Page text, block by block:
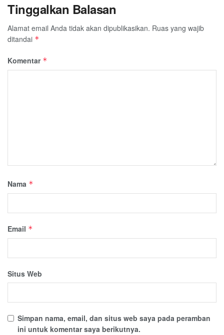
Tinggalkan Balasan
Alamat email Anda tidak akan dipublikasikan. Ruas yang wajib
ditandai *
Komentar *
Nama *
Email *
Situs Web
Simpan nama, email, dan situs web saya pada peramban
ini untuk komentar saya berikutnya.